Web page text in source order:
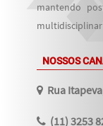
mantendo
multidisciplinar
NOSSOS
Rua
(11) 3253